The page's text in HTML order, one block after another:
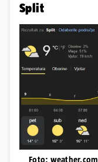
Split
Foto: weather.com